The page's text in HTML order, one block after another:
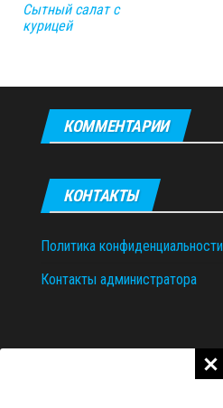
Сытный салат с
курицей
КОММЕНТАРИИ
КОНТАКТЫ
Политика конфиденциальности
Контакты администратора